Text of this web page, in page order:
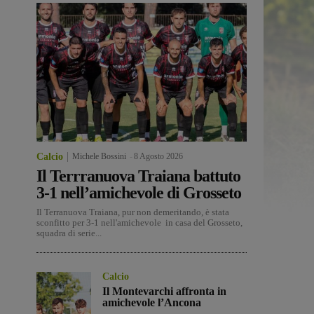
Calcio Michele Bossini 8 Agosto 2026
Il Terrranuova Traiana battuto
3-1 nell’amichevole di Grosseto
Il Terranuova Traiana, pur non demeritando, è stata
sconfitto per 3-1 nell'amichevole in casa del Grosseto,
squadra di serie...
Calcio
Il Montevarchi affronta in
amichevole l’Ancona